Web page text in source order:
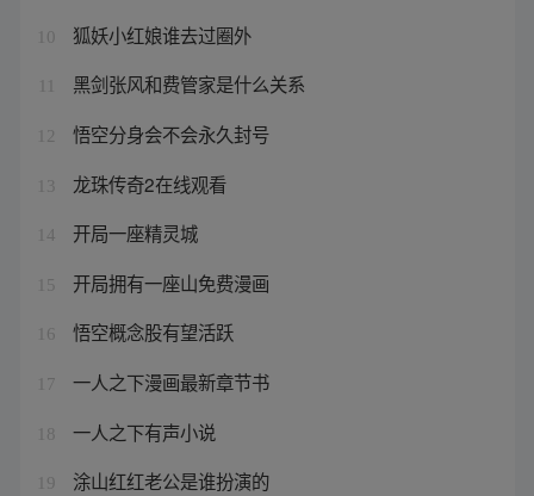
10 狐妖小红娘谁去过圈外
黑剑张风和费管家是什么关系
12 悟空分身会不会永久封号
13 龙珠传奇2在线观看
14 开局一座精灵城
15 开局拥有一座山免费漫画
16 悟空概念股有望活跃
17 一人之下漫画最新章节书
18 一人之下有声小说
19 涂山红红老公是谁扮演的